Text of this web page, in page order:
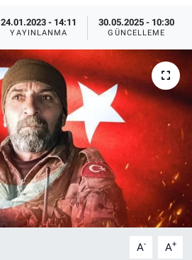
24.01.2023 - 14:11
YAYINLANMA
30.05.2025 - 10:30
GÜNCELLEME
A- A+